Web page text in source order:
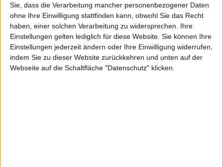
Sie, dass die Verarbeitung mancher personenbezogener Daten
ohne Ihre Einwilligung stattfinden kann, obwohl Sie das Recht
haben, einer solchen Verarbeitung zu widersprechen. Ihre
Einstellungen gelten lediglich für diese Website. Sie können Ihre
Einstellungen jederzeit ändern oder Ihre Einwilligung widerrufen,
indem Sie zu dieser Website zurückkehren und unten auf der
Webseite auf die Schaltfläche "Datenschutz" klicken.
Netto-Marge %6 3,03 -0,54 2,39 -5,16 -10,49 0,01
Cashflow1,7 4,47 -1,13 -3,27 2,41 9,32
Ergebnis je Aktie 0,25 -0,05 0,27 -0,52 -1,12 0,00
Dividende je Aktie 8 0,00 0,00 0,04 0,00 0,00